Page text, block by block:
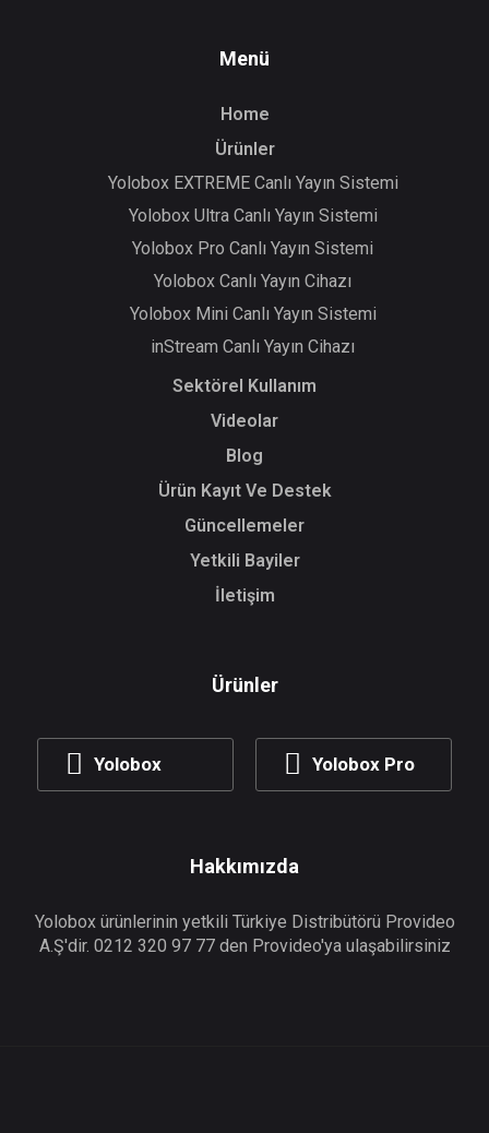
Menü
Home
Ürünler
Yolobox EXTREME Canlı Yayın Sistemi
Yolobox Ultra Canlı Yayın Sistemi
Yolobox Pro Canlı Yayın Sistemi
Yolobox Canlı Yayın Cihazı
Yolobox Mini Canlı Yayın Sistemi
inStream Canlı Yayın Cihazı
Sektörel Kullanım
Videolar
Blog
Ürün Kayıt Ve Destek
Güncellemeler
Yetkili Bayiler
İletişim
Ürünler
Yolobox Yolobox Pro
Hakkımızda
Yolobox ürünlerinin yetkili Türkiye Distribütörü Provideo
A.Ş'dir. 0212 320 97 77 den Provideo'ya ulaşabilirsiniz